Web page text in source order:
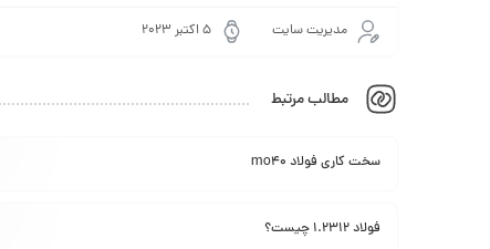
مدیریت سایت 5 اکتبر 2023
مطالب مرتبط
سخت کاری فولاد mo40
فولاد 1.2312 چیست؟